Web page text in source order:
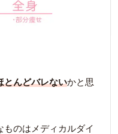
とんどバレないかと思
のはメディカルダイ